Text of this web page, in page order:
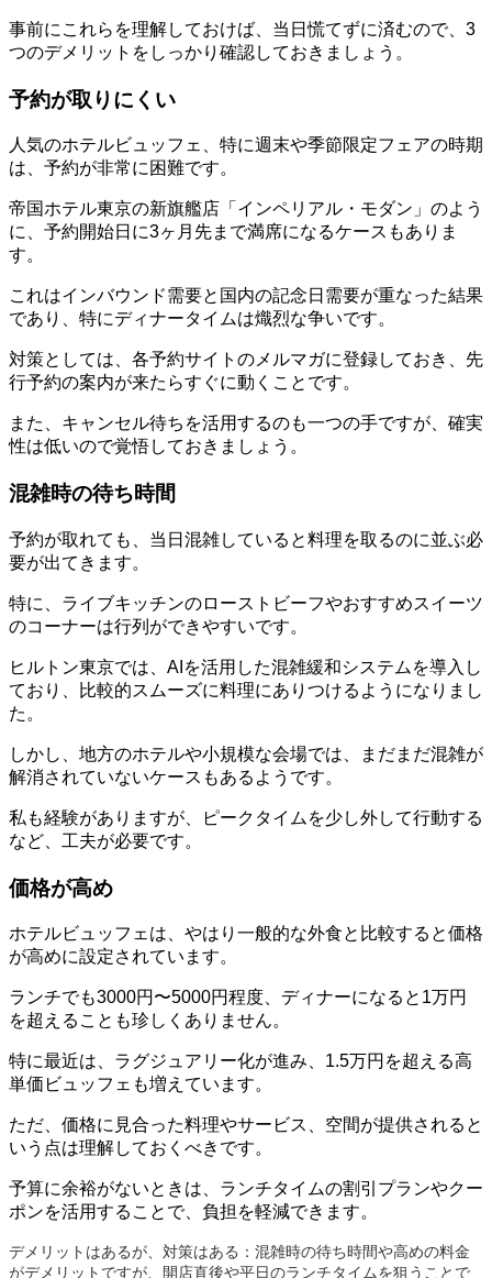
事前にこれらを理解しておけば、当日慌てずに済むので、3
つのデメリットをしっかり確認しておきましょう。
予約が取りにくい
人気のホテルビュッフェ、特に週末や季節限定フェアの時期
は、予約が非常に困難です。
帝国ホテル東京の新旗艦店「インペリアル・モダン」のよう
に、予約開始日に3ヶ月先まで満席になるケースもありま
す。
これはインバウンド需要と国内の記念日需要が重なった結果
であり、特にディナータイムは熾烈な争いです。
対策としては、各予約サイトのメルマガに登録しておき、先
行予約の案内が来たらすぐに動くことです。
また、キャンセル待ちを活用するのも一つの手ですが、確実
性は低いので覚悟しておきましょう。
混雑時の待ち時間
予約が取れても、当日混雑していると料理を取るのに並ぶ必
要が出てきます。
特に、ライブキッチンのローストビーフやおすすめスイーツ
のコーナーは行列ができやすいです。
ヒルトン東京では、AIを活用した混雑緩和システムを導入し
ており、比較的スムーズに料理にありつけるようになりまし
た。
しかし、地方のホテルや小規模な会場では、まだまだ混雑が
解消されていないケースもあるようです。
私も経験がありますが、ピークタイムを少し外して行動する
など、工夫が必要です。
価格が高め
ホテルビュッフェは、やはり一般的な外食と比較すると価格
が高めに設定されています。
ランチでも3000円〜5000円程度、ディナーになると1万円
を超えることも珍しくありません。
特に最近は、ラグジュアリー化が進み、1.5万円を超える高
単価ビュッフェも増えています。
ただ、価格に見合った料理やサービス、空間が提供されると
いう点は理解しておくべきです。
予算に余裕がないときは、ランチタイムの割引プランやクー
ポンを活用することで、負担を軽減できます。
デメリットはあるが、対策はある：混雑時の待ち時間や高めの料金
がデメリットですが、開店直後や平日のランチタイムを狙うことで